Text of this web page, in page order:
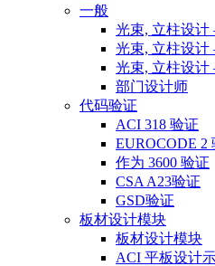
一般
光束, 立柱设计
光束, 立柱设计
光束, 立柱设计
部门设计师
代码验证
ACI 318 验证
EUROCODE 2
作为 3600 验证
CSA A23验证
GSD验证
板材设计模块
板材设计模块
ACI 平板设计